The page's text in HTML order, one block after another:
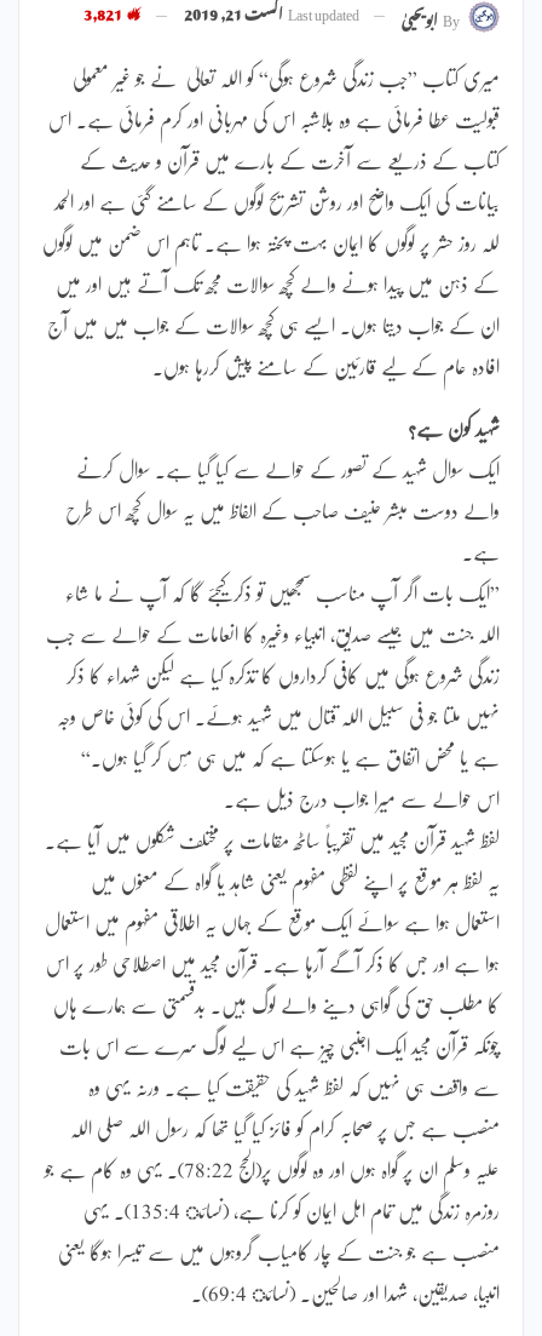
Byابویحییٰ Last updatedاگست 21, 2019
میری کتاب ”جب زندگی شروع ہوگی“ کو اللہ تعالیٰ نے جو غیر معمولی
قبولیت عطا فرمائی ہے وہ بلاشبہ اس کی مہربانی اور کرم فرمائی ہے۔ اس
کتاب کے ذریعے سے آخرت کے بارے میں قرآن و حدیث کے
بیانات کی ایک واضح اور روشن تشریح لوگوں کے سامنے گئی ہے اور الحمد
للہ روز حشر پر لوگوں کا ایمان بہت پختہ ہوا ہے۔ تاہم اس ضمن میں لوگوں
کے ذہن میں پیدا ہونے والے کچھ سوالات مجھ تک آتے ہیں اور میں
ان کے جواب دیتا ہوں۔ ایسے ہی کچھ سوالات کے جواب میں میں آج
افادہ عام کے لیے قارئین کے سامنے پیش کررہا ہوں۔
شہید کون ہے؟
ایک سوال شہید کے تصور کے حوالے سے کیا گیا ہے۔ سوال کرنے
والے دوست مبشر حنیف صاحب کے الفاظ میں یہ سوال کچھ اس طرح
ہے۔
”ایک بات اگر آپ مناسب سمجھیں تو ذکر کیجئے گا کہ آپ نے ما شاء
اللہ جنت میں جیسے صدیق، انبیاء وغیرہ کا انعامات کے حوالے سے جب
زندگی شروع ہوگی میں کافی کرداروں کا تذکرہ کیا ہے لیکن شہداء کا ذکر
نہیں ملتا جو فی سبیل اللہ قتال میں شہید ہوئے۔ اس کی کوئی خاص وجہ
ہے یا محض اتفاق ہے یا ہوسکتا ہے کہ میں ہی مِس کر گیا ہوں۔“
اس حوالے سے میرا جواب درج ذیل ہے۔
لفظ شہید قرآن مجید میں تقریباً ساٹھ مقامات پر مختلف شکلوں میں آیا ہے۔
یہ لفظ ہر موقع پر اپنے لفظی مفہوم یعنی شاہد یا گواہ کے معنوں میں
استعمال ہوا ہے سوائے ایک موقع کے جہاں یہ اطلاقی مفہوم میں استعمال
ہوا ہے اور جس کا ذکر آگے آرہا ہے۔ قرآن مجید میں اصطلاحی طور پر اس
کا مطلب حق کی گواہی دینے والے لوگ ہیں۔ بدقسمتی سے ہمارے ہاں
چونکہ قرآن مجید ایک اجنبی چیز ہے اس لیے لوگ سرے سے اس بات
سے واقف ہی نہیں کہ لفظ شہید کی حقیقت کیا ہے۔ ورنہ یہی وہ
منصب ہے جس پر صحابہ کرام کو فائز کیا گیا تھا کہ رسول اللہ صلی اللہ
علیہ وسلم ان پر گواہ ہوں اور وہ لوگوں پر(الحج 78:22)۔ یہی وہ کام ہے جو
روزمرہ زندگی میں تمام اہل ایمان کو کرنا ہے، (نسائ 135:4)۔ یہی
منصب ہے جو جنت کے چار کامیاب گروہوں میں سے تیسرا ہوگا یعنی
انبیا، صدیقین، شہدا اور صالحین۔ (نسائ 69:4)۔